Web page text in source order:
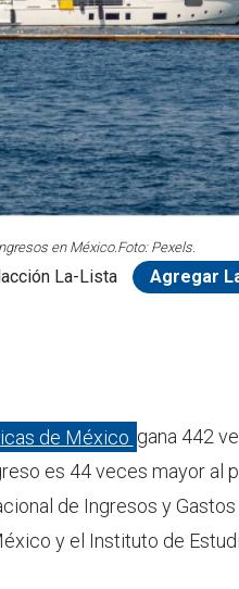
en México.Foto: Pexels.
La-Lista Agregar
de México gana 442
es 44 veces mayor al
de Ingresos y
y el Instituto de